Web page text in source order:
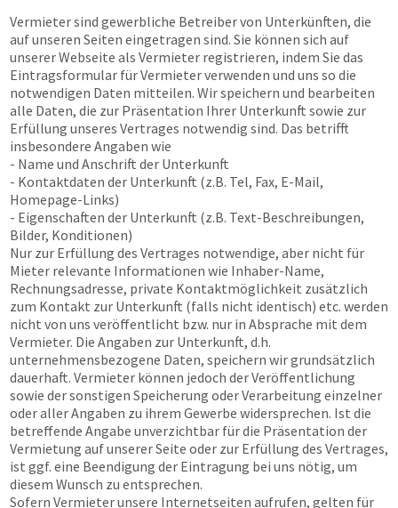
Vermieter sind gewerbliche Betreiber von Unterkünften, die
auf unseren Seiten eingetragen sind. Sie können sich auf
unserer Webseite als Vermieter registrieren, indem Sie das
Eintragsformular für Vermieter verwenden und uns so die
notwendigen Daten mitteilen. Wir speichern und bearbeiten
alle Daten, die zur Präsentation Ihrer Unterkunft sowie zur
Erfüllung unseres Vertrages notwendig sind. Das betrifft
insbesondere Angaben wie
- Name und Anschrift der Unterkunft
- Kontaktdaten der Unterkunft (z.B. Tel, Fax, E-Mail,
Homepage-Links)
- Eigenschaften der Unterkunft (z.B. Text-Beschreibungen,
Bilder, Konditionen)
Nur zur Erfüllung des Vertrages notwendige, aber nicht für
Mieter relevante Informationen wie Inhaber-Name,
Rechnungsadresse, private Kontaktmöglichkeit zusätzlich
zum Kontakt zur Unterkunft (falls nicht identisch) etc. werden
nicht von uns veröffentlicht bzw. nur in Absprache mit dem
Vermieter. Die Angaben zur Unterkunft, d.h.
unternehmensbezogene Daten, speichern wir grundsätzlich
dauerhaft. Vermieter können jedoch der Veröffentlichung
sowie der sonstigen Speicherung oder Verarbeitung einzelner
oder aller Angaben zu ihrem Gewerbe widersprechen. Ist die
betreffende Angabe unverzichtbar für die Präsentation der
Vermietung auf unserer Seite oder zur Erfüllung des Vertrages,
ist ggf. eine Beendigung der Eintragung bei uns nötig, um
diesem Wunsch zu entsprechen.
Sofern Vermieter unsere Internetseiten aufrufen, gelten für